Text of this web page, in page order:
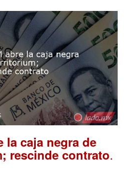
la caja negra de
rescinde contrato.